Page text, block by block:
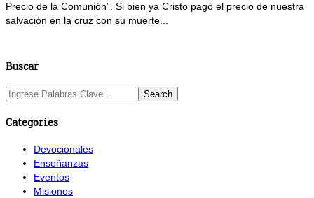
Precio de la Comunión”. Si bien ya Cristo pagó el precio de nuestra
salvación en la cruz con su muerte...
Buscar
Categories
Devocionales
Enseñanzas
Eventos
Misiones